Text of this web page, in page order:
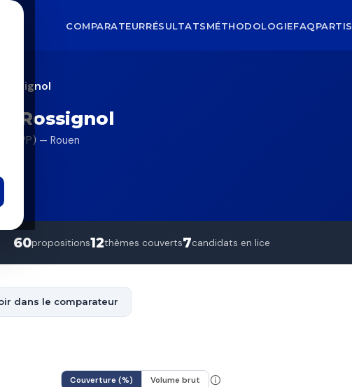
COMPARATEURRÉSULTATSMÉTHODOLOGIEFAQPARTIS
Rossignol
PP) — Rouen
60propositions12thèmes couverts7candidats en lice
dans le comparateur
Couverture (%) Volume brut